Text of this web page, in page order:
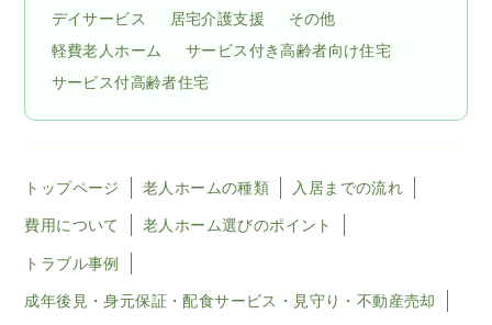
デイサービス
居宅介護支援
その他
軽費老人ホーム
サービス付き高齢者向け住宅
サービス付高齢者住宅
トップページ 老人ホームの種類 入居までの流れ
費用について 老人ホーム選びのポイント
トラブル事例
成年後見・身元保証・配食サービス・見守り・不動産売却